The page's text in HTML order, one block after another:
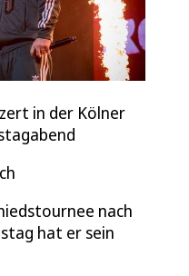
in der Kölner
nach
hat er sein